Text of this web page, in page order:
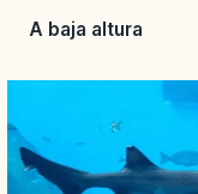
A baja altura